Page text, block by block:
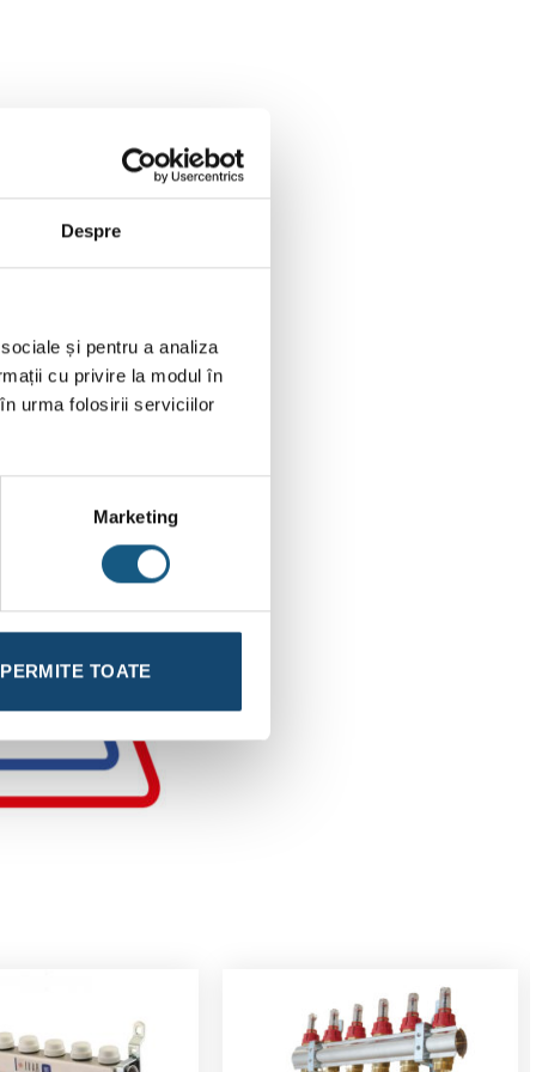
Despre
și pentru a analiza
cu privire la modul în
urma folosirii serviciilor
Marketing
PERMITE TOATE